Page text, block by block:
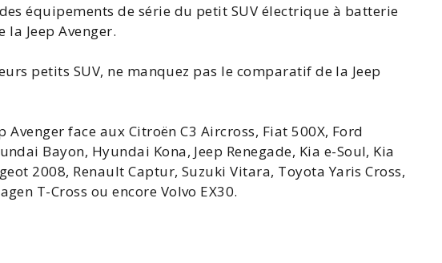
équipements de série du petit SUV électrique à batterie
la Jeep Avenger.
petits SUV, ne manquez pas le comparatif de la Jeep
Avenger face aux Citroën C3 Aircross, Fiat 500X, Ford
Bayon, Hyundai Kona, Jeep Renegade, Kia e-Soul, Kia
2008, RenaultCaptur, Suzuki Vitara, Toyota Yaris Cross,
T-Cross ou encore Volvo EX30.